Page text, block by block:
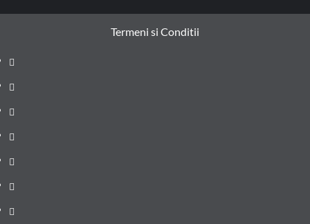
Termeni si Conditii
Prima
pagină
Știri
de
ultima
Administrație
locală
Actualitate
Justiție
Cultura
Sănătate